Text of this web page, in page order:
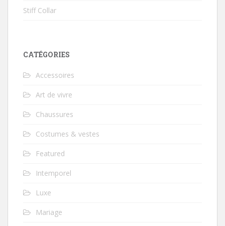
Stiff Collar
CATÉGORIES
Accessoires
Art de vivre
Chaussures
Costumes & vestes
Featured
Intemporel
Luxe
Mariage